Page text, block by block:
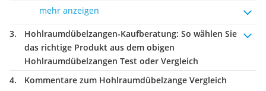
mehr anzeigen
Hohlraumdübelzangen-Kaufberatung: So wählen Sie
das richtige Produkt aus dem obigen
Hohlraumdübelzangen Test oder Vergleich
Kommentare zum Hohlraumdübelzange Vergleich